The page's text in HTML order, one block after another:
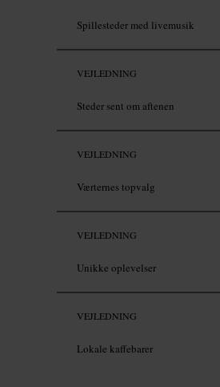
Spillesteder med livemusik
VEJLEDNING
Steder sent om aftenen
VEJLEDNING
Værternes topvalg
VEJLEDNING
Unikke oplevelser
VEJLEDNING
Lokale kaffebarer